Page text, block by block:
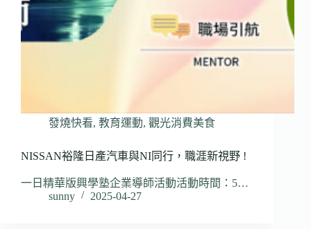
發燒快看, 教育運動, 觀光消費美食
NISSAN裕隆日產汽車與NI同行，職涯新視野 !
一日精華版興學塾企業導師活動活動時間：5…
sunny
2025-04-27